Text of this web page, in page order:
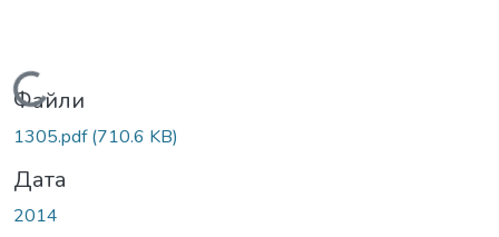
Вантажиться...
Файли
1305.pdf(710.6 KB)
Дата
2014